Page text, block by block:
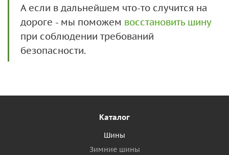
А если в дальнейшем что-то случится на
дороге - мы поможем восстановить шину
при соблюдении требований
безопасности.
Каталог
Шины
Зимние шины